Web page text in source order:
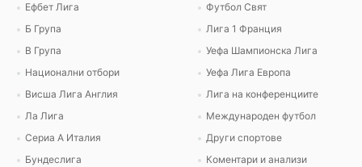
Ефбет Лига
Б Група
В Група
Национални отбори
Висша Лига Англия
Ла Лига
Сериа А Италия
Бундеслига
Футбол Свят
Лига 1 Франция
Уефа Шампионска Лига
Уефа Лига Европа
Лига на конференциите
Международен футбол
Други спортове
Коментари и анализи